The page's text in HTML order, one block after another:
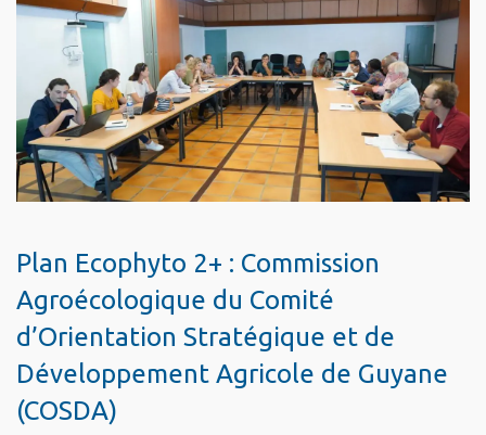
Plan Ecophyto 2+ : Commission
Agroécologique du Comité
d’Orientation Stratégique et de
Développement Agricole de Guyane
(COSDA)